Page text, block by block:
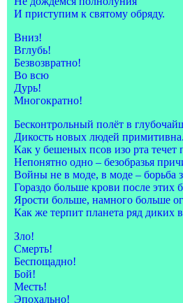
И приступим к святому обряду.
Вниз!
Вглубь!
Безвозвратно!
Во всю
Дурь!
Многократно!
Бесконтрольный полёт в
Дикость новых людей примитивна.
Как у бешеных псов изо рта течет
Непонятно одно – безобразья
Войны не в моде, в моде – борьба
Гораздо больше крови после этих
Ярости больше, намного больше
Как же терпит планета ряд диких
Зло!
Смерть!
Беспощадно!
Бой!
Месть!
Эпохально!